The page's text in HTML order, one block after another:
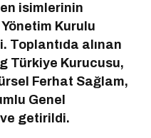
isimlerinin
Yönetim Kurulu
Toplantıda alınan
Türkiye Kurucusu,
Ferhat Sağlam,
Genel
getirildi.